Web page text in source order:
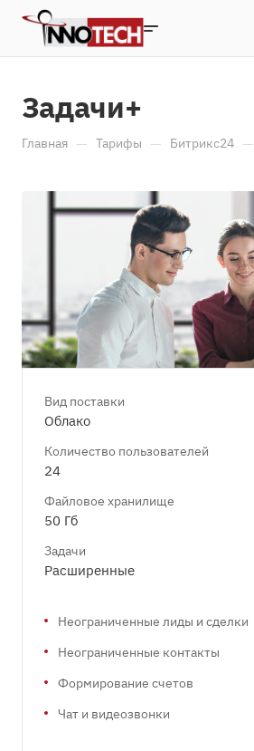
Задачи+
Главная — Тарифы — Битрикс24 —
Вид поставки
Облако
Количество пользователей
24
Файловое хранилище
50 Гб
Задачи
Расширенные
Неограниченные лиды и сделки
Неограниченные контакты
Формирование счетов
Чат и видеозвонки